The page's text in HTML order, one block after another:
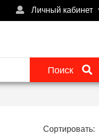
Личный кабинет
Поиск
Сортировать: